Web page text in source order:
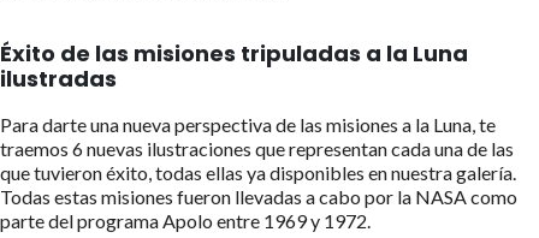
Éxito de las misiones tripuladas a la Luna
ilustradas
Para darte una nueva perspectiva de las misiones a la Luna, te
traemos 6 nuevas ilustraciones que representan cada una de las
que tuvieron éxito, todas ellas ya disponibles en nuestra galería.
Todas estas misiones fueron llevadas a cabo por la NASA como
parte del programa Apolo entre 1969 y 1972.